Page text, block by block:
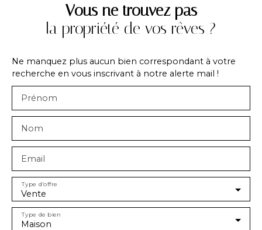
Vous ne trouvez pas
la propriété de vos rêves ?
Ne manquez plus aucun bien correspondant à votre
recherche en vous inscrivant à notre alerte mail !
Prénom
Nom
Email
Vente
Type d'offre
Maison
Type de bien